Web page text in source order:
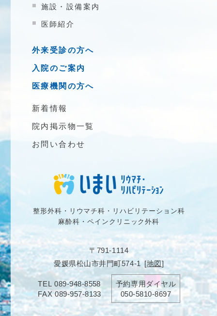
整形外科・リウマチ科・リハビリテーション科
麻酔科・ペインクリニック外科
〒791-1114
愛媛県松山市井門町574-1 [地図]
TEL 089-948-8558
FAX 089-957-8133
予約専用ダイヤル
050-5810-8697
施設・設備案内
医師紹介
外来受診の方へ
入院のご案内
医療機関の方へ
新着情報
院内掲示物一覧
お問い合わせ